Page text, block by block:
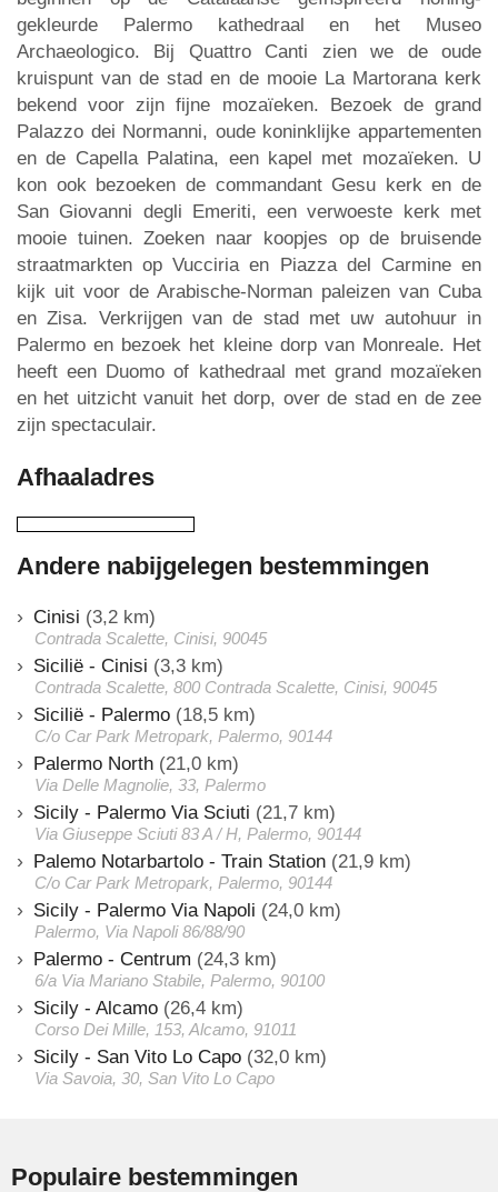
gekleurde Palermo kathedraal en het Museo
Archaeologico. Bij Quattro Canti zien we de oude
kruispunt van de stad en de mooie La Martorana kerk
bekend voor zijn fijne mozaïeken. Bezoek de grand
Palazzo dei Normanni, oude koninklijke appartementen
en de Capella Palatina, een kapel met mozaïeken. U
kon ook bezoeken de commandant Gesu kerk en de
San Giovanni degli Emeriti, een verwoeste kerk met
mooie tuinen. Zoeken naar koopjes op de bruisende
straatmarkten op Vucciria en Piazza del Carmine en
kijk uit voor de Arabische-Norman paleizen van Cuba
en Zisa. Verkrijgen van de stad met uw autohuur in
Palermo en bezoek het kleine dorp van Monreale. Het
heeft een Duomo of kathedraal met grand mozaïeken
en het uitzicht vanuit het dorp, over de stad en de zee
zijn spectaculair.
Afhaaladres
Andere nabijgelegen bestemmingen
Cinisi (3,2 km)
Contrada Scalette, Cinisi, 90045
Sicilië - Cinisi (3,3 km)
Contrada Scalette, 800 Contrada Scalette, Cinisi, 90045
Sicilië - Palermo (18,5 km)
C/o Car Park Metropark, Palermo, 90144
Palermo North (21,0 km)
Via Delle Magnolie, 33, Palermo
Sicily - Palermo Via Sciuti (21,7 km)
Via Giuseppe Sciuti 83 A / H, Palermo, 90144
Palemo Notarbartolo - Train Station (21,9 km)
C/o Car Park Metropark, Palermo, 90144
Sicily - Palermo Via Napoli (24,0 km)
Palermo, Via Napoli 86/88/90
Palermo - Centrum (24,3 km)
6/a Via Mariano Stabile, Palermo, 90100
Sicily - Alcamo (26,4 km)
Corso Dei Mille, 153, Alcamo, 91011
Sicily - San Vito Lo Capo (32,0 km)
Via Savoia, 30, San Vito Lo Capo
Populaire bestemmingen